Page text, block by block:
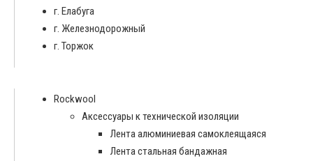
г. Елабуга
г. Железнодорожный
г. Торжок
Rockwool
Аксессуары к технической изоляции
Лента алюминиевая самоклеящаяся
Лента стальная бандажная